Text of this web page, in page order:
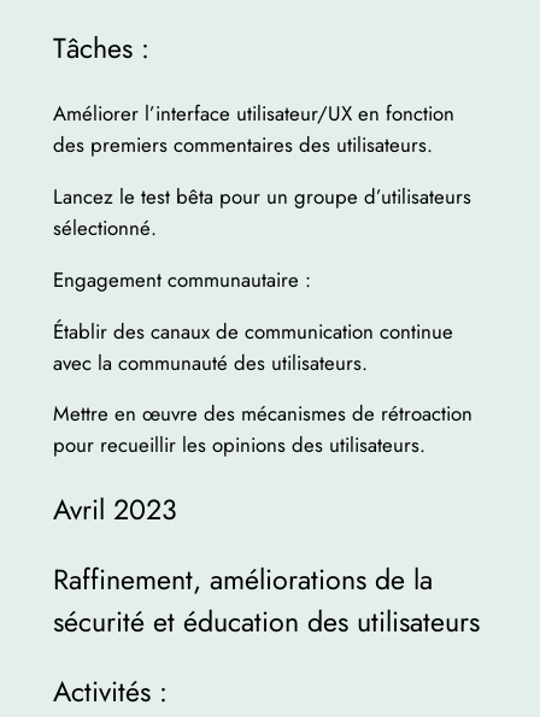
Tâches :
Améliorer l’interface utilisateur/UX en fonction
des premiers commentaires des utilisateurs.
Lancez le test bêta pour un groupe d’utilisateurs
sélectionné.
Engagement communautaire :
Établir des canaux de communication continue
avec la communauté des utilisateurs.
Mettre en œuvre des mécanismes de rétroaction
pour recueillir les opinions des utilisateurs.
Avril 2023
Raffinement, améliorations de la
sécurité et éducation des utilisateurs
Activités :